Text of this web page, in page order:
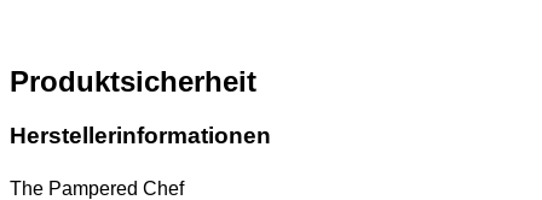
Produktsicherheit
Herstellerinformationen
The Pampered Chef